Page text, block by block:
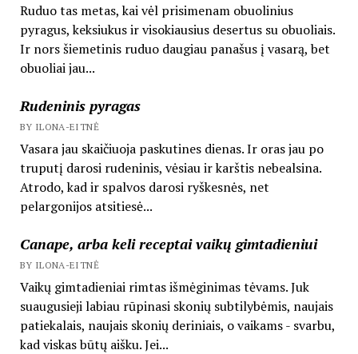
Ruduo tas metas, kai vėl prisimenam obuolinius
pyragus, keksiukus ir visokiausius desertus su obuoliais.
Ir nors šiemetinis ruduo daugiau panašus į vasarą, bet
obuoliai jau...
Rudeninis pyragas
BY ILONA-EITNĖ
Vasara jau skaičiuoja paskutines dienas. Ir oras jau po
truputį darosi rudeninis, vėsiau ir karštis nebealsina.
Atrodo, kad ir spalvos darosi ryškesnės, net
pelargonijos atsitiesė...
Canape, arba keli receptai vaikų gimtadieniui
BY ILONA-EITNĖ
Vaikų gimtadieniai rimtas išmėginimas tėvams. Juk
suaugusieji labiau rūpinasi skonių subtilybėmis, naujais
patiekalais, naujais skonių deriniais, o vaikams - svarbu,
kad viskas būtų aišku. Jei...